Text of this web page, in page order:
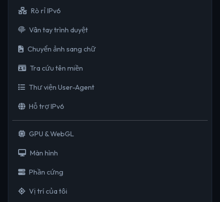
Rò rỉ IPv6
Vân tay trình duyệt
Chuyển ảnh sang chữ
Tra cứu tên miền
Thư viện User-Agent
Hỗ trợ IPv6
GPU & WebGL
Màn hình
Phần cứng
Vị trí của tôi